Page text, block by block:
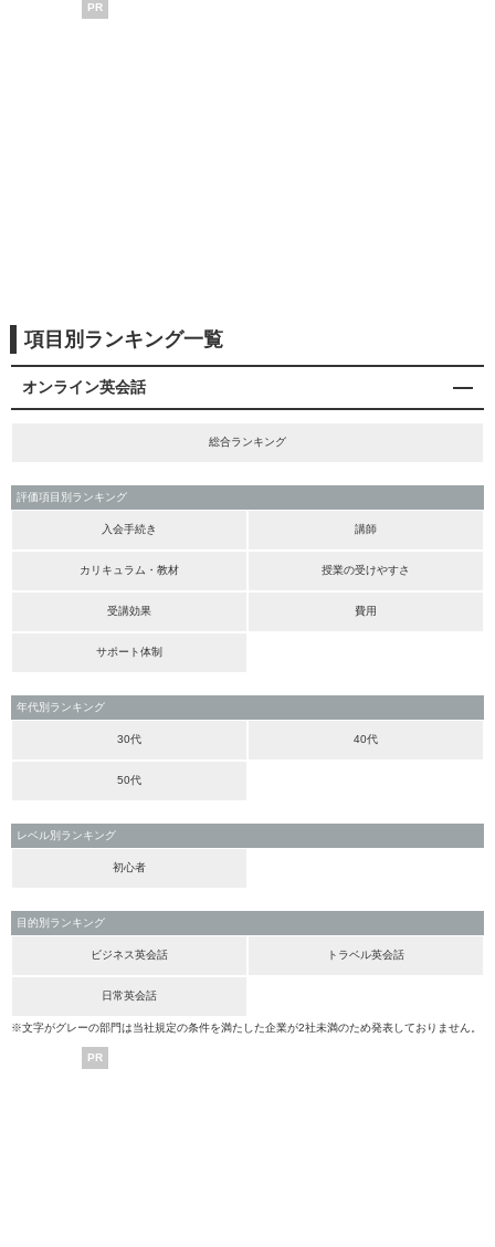
PR
項目別ランキング一覧
オンライン英会話
総合ランキング
評価項目別ランキング
入会手続き 講師
カリキュラム・教材 授業の受けやすさ
受講効果 費用
サポート体制
年代別ランキング
30代 40代
50代
レベル別ランキング
初心者
目的別ランキング
ビジネス英会話 トラベル英会話
日常英会話
※文字がグレーの部門は当社規定の条件を満たした企業が2社未満のため発表しておりません。
PR